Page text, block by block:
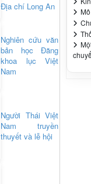
Địa chí Long An
Nghiên cứu văn
bản học Đăng
khoa lục Việt
Nam
Người Thái Việt
Nam truyền
thuyết và lễ hội